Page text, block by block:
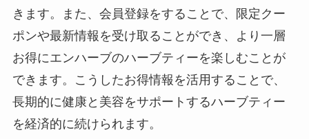
きます。また、会員登録をすることで、限定クー
ポンや最新情報を受け取ることができ、より一層
お得にエンハーブのハーブティーを楽しむことが
できます。こうしたお得情報を活用することで、
長期的に健康と美容をサポートするハーブティー
を経済的に続けられます。